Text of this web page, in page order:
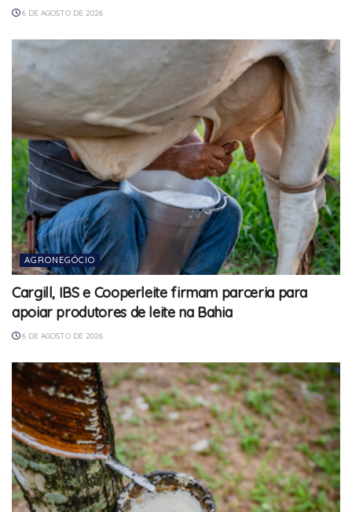
6 DE AGOSTO DE 2026
AGRONEGÓCIO
Cargill, IBS e Cooperleite firmam parceria para
apoiar produtores de leite na Bahia
6 DE AGOSTO DE 2026